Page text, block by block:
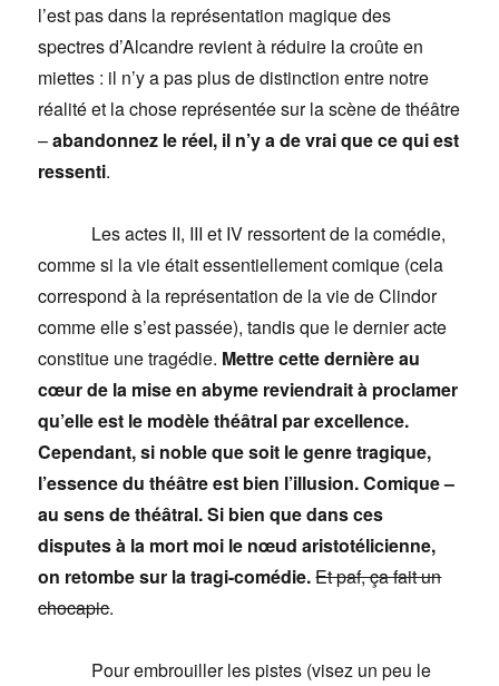
l’est pas dans la représentation magique des
spectres d’Alcandre revient à réduire la croûte en
miettes : il n’y a pas plus de distinction entre notre
réalité et la chose représentée sur la scène de théâtre
–abandonnez le réel, il n’y a de vrai que ce qui est
ressenti.
Les actes II, III et IV ressortent de la comédie,
comme si la vie était essentiellement comique (cela
correspond à la représentation de la vie de Clindor
comme elle s’est passée), tandis que le dernier acte
constitue une tragédie. Mettre cette dernière au
cœur de la mise en abyme reviendrait à proclamer
qu’elle est le modèle théâtral par excellence.
Cependant, si noble que soit le genre tragique,
l’essence du théâtre est bien l’illusion. Comique –
au sens de théâtral. Si bien que dans ces
disputes à la mort moi le nœud aristotélicienne,
on retombe sur la tragi-comédie.Et paf, ça fait un
chocapic.
Pour embrouiller les pistes (visez un peu le